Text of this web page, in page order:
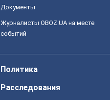
Документы
Журналисты OBOZ.UA на месте
событий
Политика
Расследования